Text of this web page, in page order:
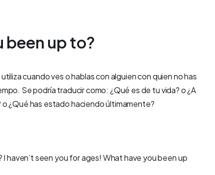
been up to?
cuando ves o hablas con alguien con quien no has
Se podría traducir como: ¿Qué es de tu vida? o ¿A
¿Qué has estado haciendo últimamente?
haven’t seen you for ages! What have you been up